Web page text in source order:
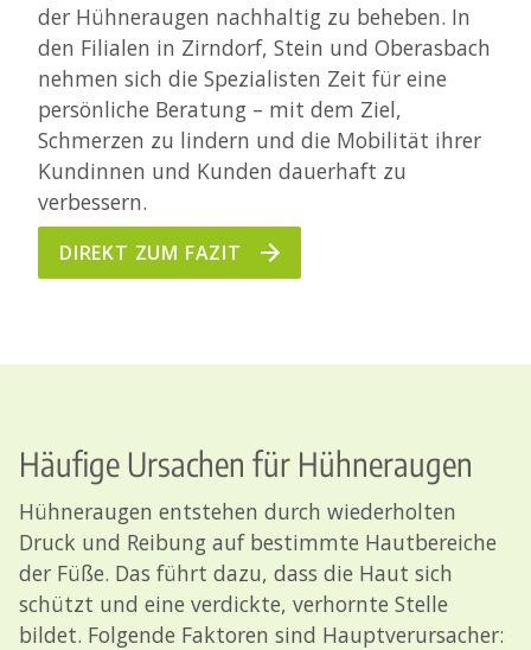
der Hühneraugen nachhaltig zu beheben. In
den Filialen in Zirndorf, Stein und Oberasbach
nehmen sich die Spezialisten Zeit für eine
persönliche Beratung – mit dem Ziel,
Schmerzen zu lindern und die Mobilität ihrer
Kundinnen und Kunden dauerhaft zu
verbessern.
DIREKT ZUM FAZIT
Häufige Ursachen für Hühneraugen
Hühneraugen entstehen durch wiederholten
Druck und Reibung auf bestimmte Hautbereiche
der Füße. Das führt dazu, dass die Haut sich
schützt und eine verdickte, verhornte Stelle
bildet. Folgende Faktoren sind Hauptverursacher: